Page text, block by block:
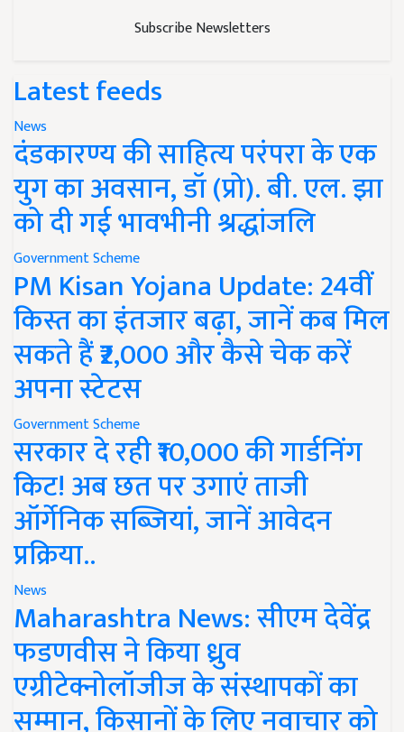
Subscribe Newsletters
Latest feeds
News
दंडकारण्य की साहित्य परंपरा के एक
युग का अवसान, डॉ (प्रो). बी. एल. झा
को दी गई भावभीनी श्रद्धांजलि
Government Scheme
PM Kisan Yojana Update: 24वीं
किस्त का इंतजार बढ़ा, जानें कब मिल
सकते हैं ₹2,000 और कैसे चेक करें
अपना स्टेटस
Government Scheme
सरकार दे रही ₹10,000 की गार्डनिंग
किट! अब छत पर उगाएं ताजी
ऑर्गेनिक सब्जियां, जानें आवेदन
प्रक्रिया..
News
Maharashtra News: सीएम देवेंद्र
फडणवीस ने किया ध्रुव
एग्रीटेक्नोलॉजीज के संस्थापकों का
सम्मान, किसानों के लिए नवाचार को